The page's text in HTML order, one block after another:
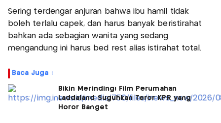
Sering terdengar anjuran bahwa ibu hamil tidak
boleh terlalu capek, dan harus banyak beristirahat
bahkan ada sebagian wanita yang sedang
mengandung ini harus bed rest alias istirahat total.
Baca Juga :
Bikin Merinding! Film Perumahan
Laddaland Suguhkan Teror KPR yang
Horor Banget